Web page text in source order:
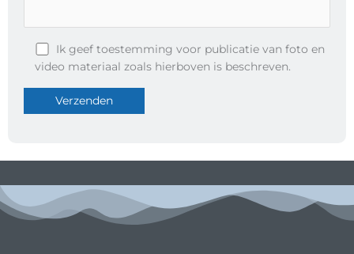
Ik geef toestemming voor publicatie van foto en
video materiaal zoals hierboven is beschreven.